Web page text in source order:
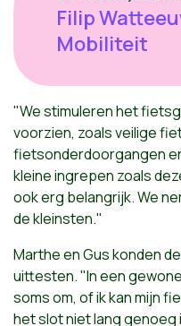
Filip
Mobiliteit
"We stimuleren het
voorzien, zoals veilige
fietsonderdoorgangen
kleine ingrepen zoals
ook erg belangrijk. We
de kleinsten."
Marthe en Gus konden
uittesten. "In een
soms om, of ik kan mijn
het slot niet lang genoeg